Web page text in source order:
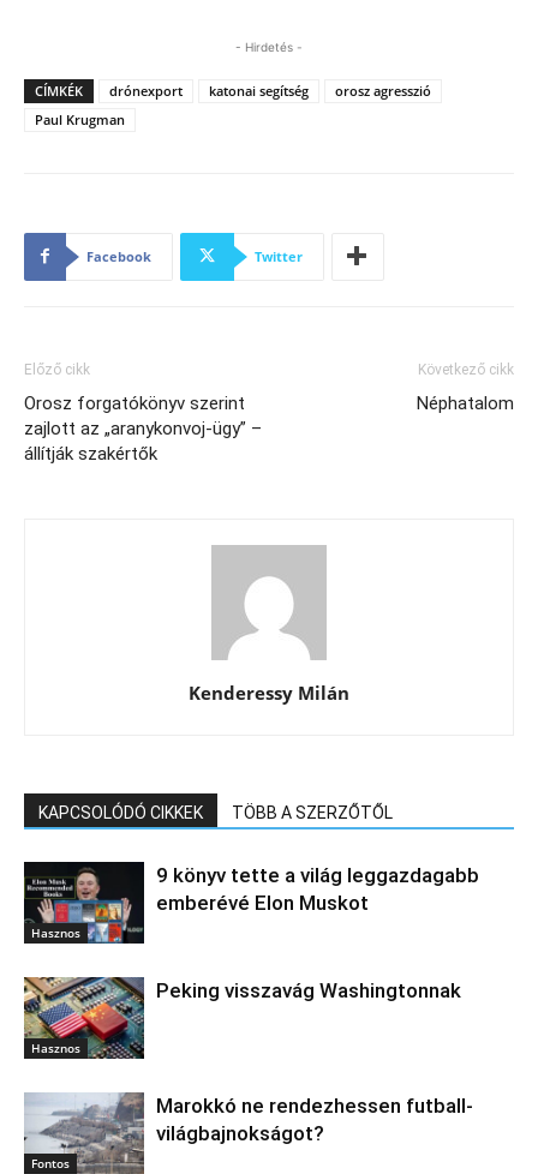
- Hirdetés -
CÍMKÉK drónexport katonai segítség
orosz agresszió
Paul Krugman
Facebook Twitter
Előző cikk
Orosz forgatókönyv szerint
zajlott az „aranykonvoj‑ügy” –
állítják szakértők
Következő cikk
Néphatalom
Kenderessy Milán
KAPCSOLÓDÓ CIKKEK TÖBB A SZERZŐTŐL
Hasznos
9 könyv tette a világ leggazdagabb
emberévé Elon Muskot
Hasznos
Peking visszavág Washingtonnak
Fontos
Marokkó ne rendezhessen futball-
világbajnokságot?